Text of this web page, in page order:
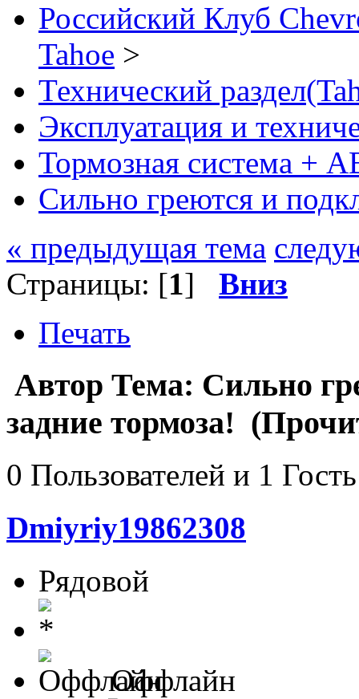
Российский Клуб
Tahoe >
Технический
Эксплуатация и
Тормозная система +
Сильно греются и
« предыдущая тема
Страницы: [1] Вниз
Печать
Автор Тема: Сильно
задние тормоза!
0 Пользователей и 1
Dmiyriy19862308
Рядовой
Оффлайн